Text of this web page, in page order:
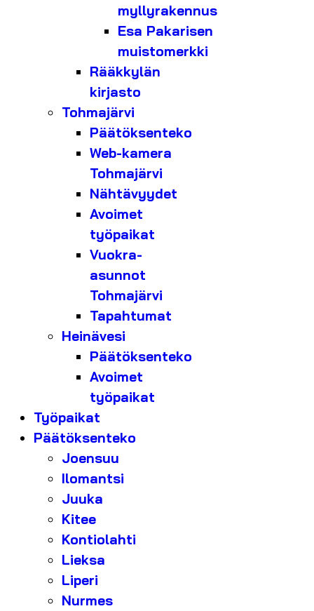
myllyrakennus
Esa Pakarisen
muistomerkki
Rääkkylän
kirjasto
Tohmajärvi
Päätöksenteko
Web-kamera
Tohmajärvi
Nähtävyydet
Avoimet
työpaikat
Vuokra-
asunnot
Tohmajärvi
Tapahtumat
Heinävesi
Päätöksenteko
Avoimet
työpaikat
Työpaikat
Päätöksenteko
Joensuu
Ilomantsi
Juuka
Kitee
Kontiolahti
Lieksa
Liperi
Nurmes